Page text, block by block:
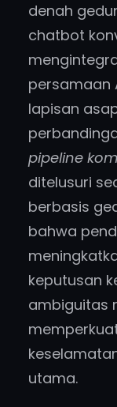
denah
chatbot
persamaan
lapisan
pipeline
ditelusuri
berbasis
bahwa
keputusan
ambiguitas
utama.